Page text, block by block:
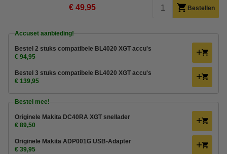
€ 49,95 Bestellen
Accuset aanbieding!
Bestel 2 stuks compatibele BL4020 XGT accu's
€ 94,95
Bestel 3 stuks compatibele BL4020 XGT accu's
€ 139,95
Bestel mee!
Originele Makita DC40RA XGT snellader
€ 89,50
Originele Makita ADP001G USB-Adapter
€ 39,95